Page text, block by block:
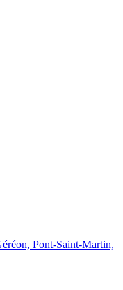
Pont-Saint-Martin,